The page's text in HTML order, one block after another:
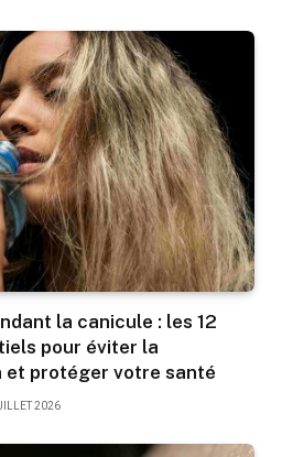
la canicule : les 12
pour éviter la
et protéger votre santé
2026